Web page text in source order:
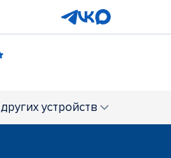
других устройств